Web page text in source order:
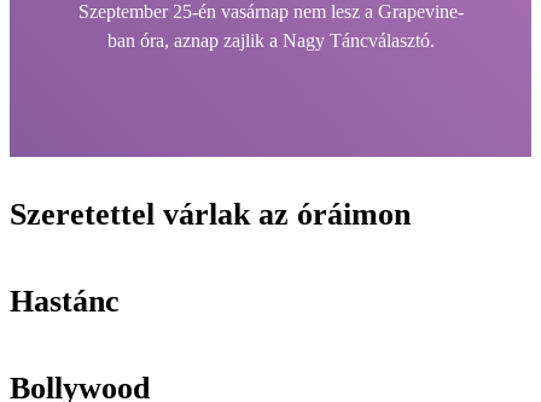
Szeptember 25-én vasárnap nem lesz a Grapevine-
ban óra, aznap zajlik a Nagy Táncválasztó.
Szeretettel várlak az óráimon
Hastánc
Bollywood